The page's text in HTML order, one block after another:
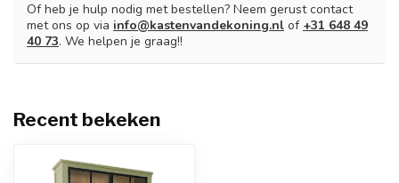
Of heb je hulp nodig met bestellen? Neem gerust contact
met ons op via info@kastenvandekoning.nl of +31 648 49
40 73. We helpen je graag!!
Recent bekeken